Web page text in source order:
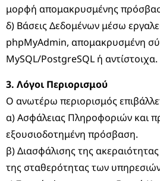
μορφή απομακρυσμένης
δ) Βάσεις Δεδομένων μέσω
phpMyAdmin, απομακρυσμένη
MySQL/PostgreSQL ή αντίστοιχα.
3. Λόγοι Περιορισμού
Ο ανωτέρω περιορισμός
α) Ασφάλειας Πληροφοριών και
εξουσιοδοτημένη πρόσβαση.
β) Διασφάλισης της
της σταθερότητας των